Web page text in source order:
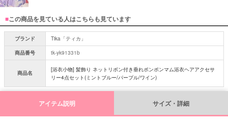
■この商品を見ている人はこちらも見ています
ブランド
Tika「ティカ」
商品番号
tk-yk91331b
商品名
[浴衣小物] 髪飾り ネットリボン付き垂れポンポンマム浴衣ヘアアクセサ
リー4点セット(ミントブルー/パープル/ワイン)
アイテム説明 サイズ・詳細